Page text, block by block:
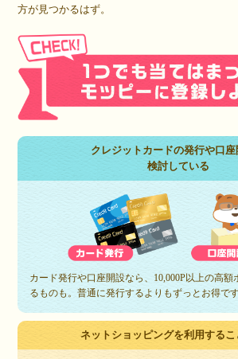
方が見つかるはず。
クレジットカードの発行や口座
検討している
カード発行や口座開設なら、10,000P以上の高額
るものも。普通に発行するよりもずっとお得です
ネットショッピングを利用するこ